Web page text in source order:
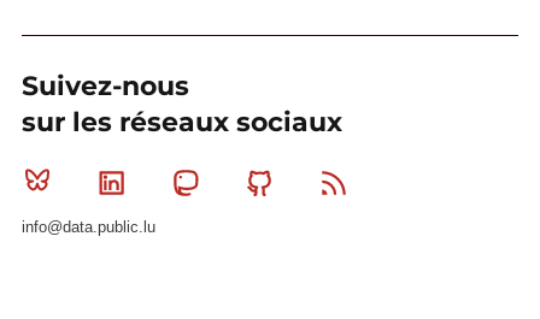
Suivez-nous
sur les réseaux sociaux
Bluesky Linkedin MastodonGithub
info@data.public.lu